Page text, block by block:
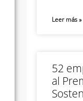
Leer más »
52
al